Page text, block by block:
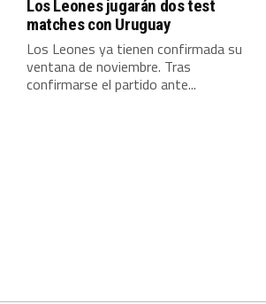
Los Leones jugarán dos test
matches con Uruguay
Los Leones ya tienen confirmada su
ventana de noviembre. Tras
confirmarse el partido ante...